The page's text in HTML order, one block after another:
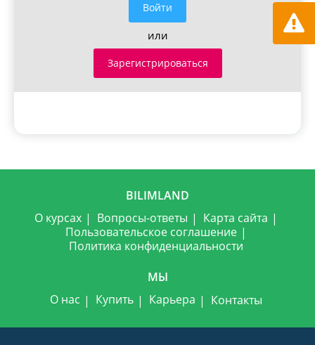
Войти
или
Зарегистрироваться
BILIMLAND
О курсах
Вопросы-ответы
Карта сайта
Пользовательское соглашение
Политика конфиденциальности
МЫ
О нас
Купить Карьера Контакты